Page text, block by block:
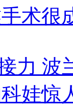
术很
力 波
娃惊